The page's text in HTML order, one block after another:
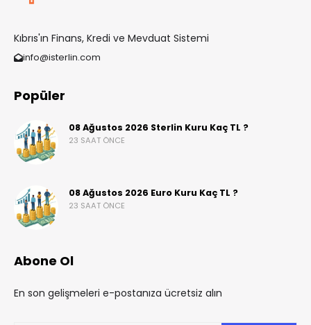
Kıbrıs'ın Finans, Kredi ve Mevduat Sistemi
info@isterlin.com
Popüler
08 Ağustos 2026 Sterlin Kuru Kaç TL ?
23 SAAT ÖNCE
08 Ağustos 2026 Euro Kuru Kaç TL ?
23 SAAT ÖNCE
Abone Ol
En son gelişmeleri e-postanıza ücretsiz alın